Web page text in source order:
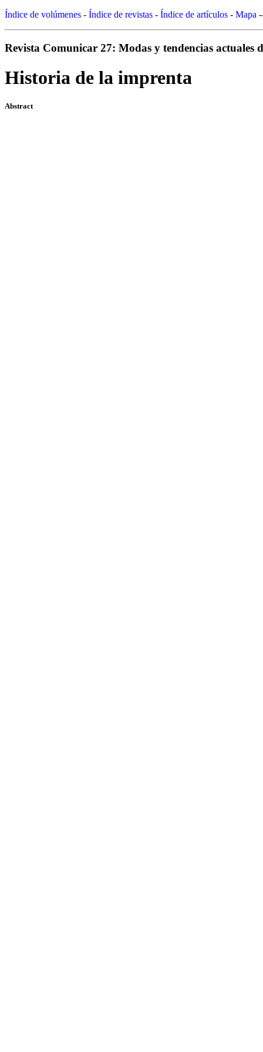
Índice de volúmenes - Índice de revistas - Índice de artículos - Mapa
Revista Comunicar 27: Modas y tendencias actuales
Historia de la imprenta
Abstract